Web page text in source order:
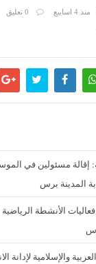
منذ 4 اسابيع 0 تعليق
إقالة مسئولين
المدينة برس
الأنشطة الرياضية
والإسلامية لإدانة